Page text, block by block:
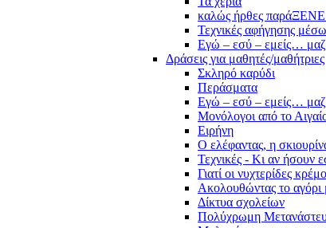
καλώς ήρθες παράΞΕΝΕ
Τεχνικές αφήγησης
Εγώ – εσύ – εμείς…
Δράσεις για μαθητές/μαθήτριες
Σκληρό καρύδι
Περάσματα
Εγώ – εσύ – εμείς…
Μονόλογοι από το
Ειρήνη
Ο ελέφαντας, η
Τεχνικές - Κι αν ήσουν
Γιατί οι νυχτερίδες
Ακολουθώντας το αγόρι
Δίκτυα σχολείων
Πολύχρωμη